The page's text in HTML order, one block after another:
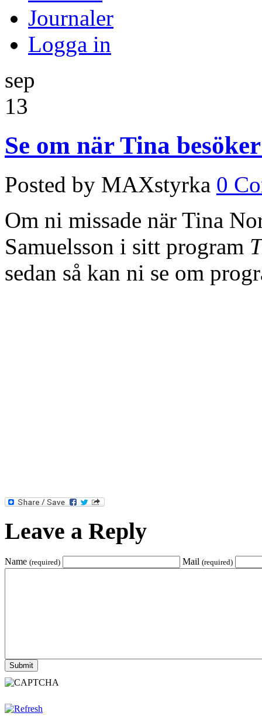
Journaler
Logga in
sep
13
Se om när Tina
Posted by MAXstyrka 0
Om ni missade när Tina
Samuelsson i sitt program
sedan så kan ni se om
Leave a Reply
Name (required) Mail (required)